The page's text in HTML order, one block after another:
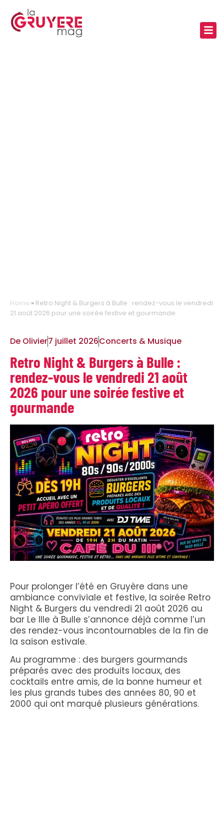
Home » Retro Night & Burgers à Bulle : rendez-vous le vendredi
21 août 2026 pour une soirée festive et gourmande
De Olivier7 juillet 2026Concerts & Musique
Retro Night & Burgers à Bulle :
rendez-vous le vendredi 21 août
2026 pour une soirée festive et
gourmande
Pour prolonger l’été en Gruyère dans une
ambiance conviviale et festive, la soirée Retro
Night & Burgers du vendredi 21 août 2026 au
bar Le IIIe à Bulle s’annonce déjà comme l’un
des rendez-vous incontournables de la fin de
la saison estivale.
Au programme : des burgers gourmands
préparés avec des produits locaux, des
cocktails entre amis, de la bonne humeur et
les plus grands tubes des années 80, 90 et
2000 qui ont marqué plusieurs générations.